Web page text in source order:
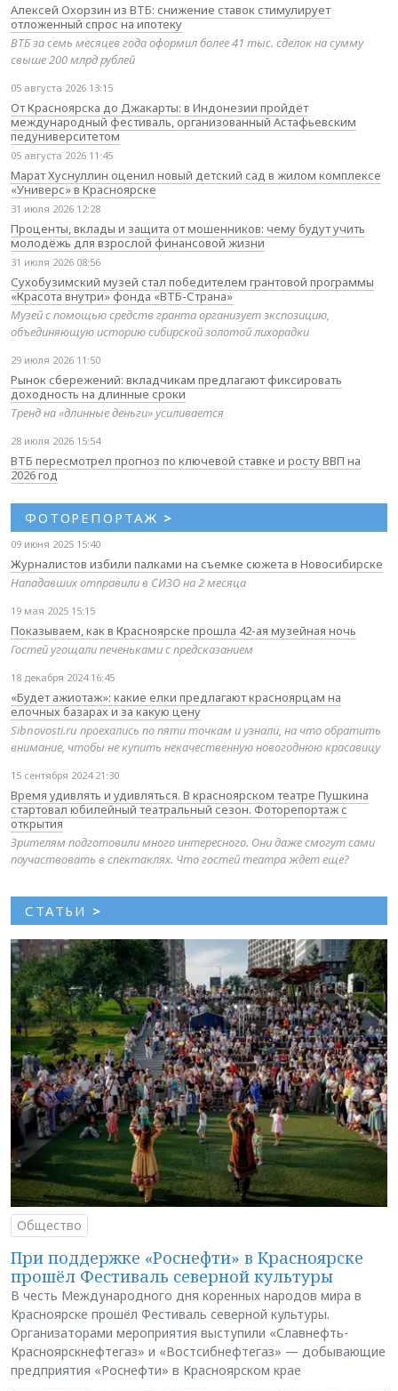
Алексей Охорзин из ВТБ: снижение ставок стимулирует
отложенный спрос на ипотеку
ВТБ за семь месяцев года оформил более 41 тыс. сделок на сумму
свыше 200 млрд рублей
05 августа 2026 13:15
От Красноярска до Джакарты: в Индонезии пройдёт
международный фестиваль, организованный Астафьевским
педуниверситетом
05 августа 2026 11:45
Марат Хуснуллин оценил новый детский сад в жилом комплексе
«Универс» в Красноярске
31 июля 2026 12:28
Проценты, вклады и защита от мошенников: чему будут учить
молодёжь для взрослой финансовой жизни
31 июля 2026 08:56
Сухобузимский музей стал победителем грантовой программы
«Красота внутри» фонда «ВТБ-Страна»
Музей с помощью средств гранта организует экспозицию,
объединяющую историю сибирской золотой лихорадки
29 июля 2026 11:50
Рынок сбережений: вкладчикам предлагают фиксировать
доходность на длинные сроки
Тренд на «длинные деньги» усиливается
28 июля 2026 15:54
ВТБ пересмотрел прогноз по ключевой ставке и росту ВВП на
2026 год
ФОТОРЕПОРТАЖ >
09 июня 2025 15:40
Журналистов избили палками на съемке сюжета в Новосибирске
Нападавших отправили в СИЗО на 2 месяца
19 мая 2025 15:15
Показываем, как в Красноярске прошла 42-ая музейная ночь
Гостей угощали печеньками с предсказанием
18 декабря 2024 16:45
«Будет ажиотаж»: какие елки предлагают красноярцам на
елочных базарах и за какую цену
Sibnovosti.ru проехались по пяти точкам и узнали, на что обратить
внимание, чтобы не купить некачественную новогоднюю красавицу
15 сентября 2024 21:30
Время удивлять и удивляться. В красноярском театре Пушкина
стартовал юбилейный театральный сезон. Фоторепортаж с
открытия
Зрителям подготовили много интересного. Они даже смогут сами
поучаствовать в спектаклях. Что гостей театра ждет еще?
СТАТЬИ >
Общество
При поддержке «Роснефти» в Красноярске
прошёл Фестиваль северной культуры
В честь Международного дня коренных народов мира в
Красноярске прошёл Фестиваль северной культуры.
Организаторами мероприятия выступили «Славнефть-
Красноярскнефтегаз» и «Востсибнефтегаз» — добывающие
предприятия «Роснефти» в Красноярском крае